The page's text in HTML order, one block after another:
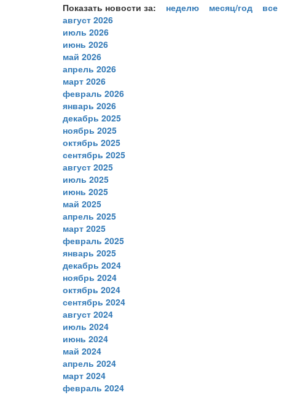
Показать новости за: неделю месяц/год
все
август 2026
июль 2026
июнь 2026
май 2026
апрель 2026
март 2026
февраль 2026
январь 2026
декабрь 2025
ноябрь 2025
октябрь 2025
сентябрь 2025
август 2025
июль 2025
июнь 2025
май 2025
апрель 2025
март 2025
февраль 2025
январь 2025
декабрь 2024
ноябрь 2024
октябрь 2024
сентябрь 2024
август 2024
июль 2024
июнь 2024
май 2024
апрель 2024
март 2024
февраль 2024